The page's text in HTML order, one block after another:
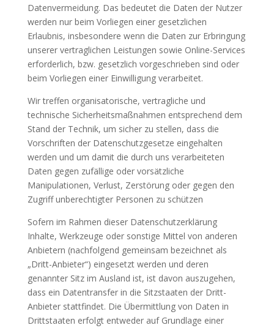
Datenvermeidung. Das bedeutet die Daten der Nutzer
werden nur beim Vorliegen einer gesetzlichen
Erlaubnis, insbesondere wenn die Daten zur Erbringung
unserer vertraglichen Leistungen sowie Online-Services
erforderlich, bzw. gesetzlich vorgeschrieben sind oder
beim Vorliegen einer Einwilligung verarbeitet.
Wir treffen organisatorische, vertragliche und
technische Sicherheitsmaßnahmen entsprechend dem
Stand der Technik, um sicher zu stellen, dass die
Vorschriften der Datenschutzgesetze eingehalten
werden und um damit die durch uns verarbeiteten
Daten gegen zufällige oder vorsätzliche
Manipulationen, Verlust, Zerstörung oder gegen den
Zugriff unberechtigter Personen zu schützen
Sofern im Rahmen dieser Datenschutzerklärung
Inhalte, Werkzeuge oder sonstige Mittel von anderen
Anbietern (nachfolgend gemeinsam bezeichnet als
„Dritt-Anbieter“) eingesetzt werden und deren
genannter Sitz im Ausland ist, ist davon auszugehen,
dass ein Datentransfer in die Sitzstaaten der Dritt-
Anbieter stattfindet. Die Übermittlung von Daten in
Drittstaaten erfolgt entweder auf Grundlage einer